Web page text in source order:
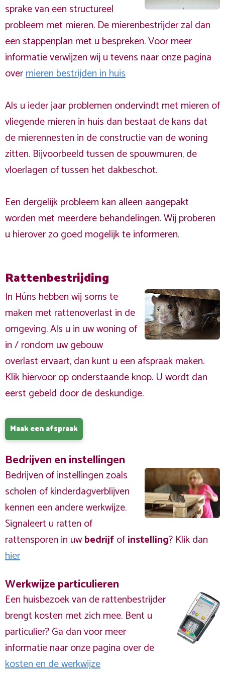
sprake van een structureel
probleem met mieren. De mierenbestrijder zal dan
een stappenplan met u bespreken. Voor meer
informatie verwijzen wij u tevens naar onze pagina
overmieren bestrijden in huis
Als u ieder jaar problemen ondervindt met mieren of
vliegende mieren in huis dan bestaat de kans dat
de mierennesten in de constructie van de woning
zitten. Bijvoorbeeld tussen de spouwmuren, de
vloerlagen of tussen het dakbeschot.
Een dergelijk probleem kan alleen aangepakt
worden met meerdere behandelingen. Wij proberen
u hierover zo goed mogelijk te informeren.
Rattenbestrijding
In Húns hebben wij soms te
maken met rattenoverlast in de
omgeving. Als u in uw woning of
in / rondom uw gebouw
overlast ervaart, dan kunt u een afspraak maken.
Klik hiervoor op onderstaande knop. U wordt dan
eerst gebeld door de deskundige.
Maak een afspraak
Bedrijven en instellingen
Bedrijven of instellingen zoals
scholen of kinderdagverblijven
kennen een andere werkwijze.
Signaleert u ratten of
rattensporen in uwbedrijfofinstelling? Klik dan
hier
Werkwijze particulieren
Een huisbezoek van de rattenbestrijder
brengt kosten met zich mee. Bent u
particulier? Ga dan voor meer
informatie naar onze pagina over de
kosten en de werkwijze